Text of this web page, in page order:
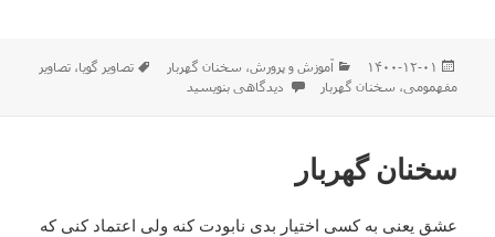
ارسال
شده
۱۴۰۰-۱۲-۰۱ دسته‌ها
آموزش و پرورش، سخنان گهربار برچسب‌ها
تصاویر گویا،تصاویر
مفهمومی، سخنان گهربار برای تصاویر گویا و مفهومی
دیدگاهی بنویسید
سخنان گهربار
عشق یعنی به کسی اختیار بدی نابودت کنه ولی اعتماد کنی که